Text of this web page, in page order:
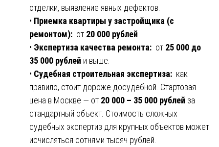
отделки, выявление явных дефектов.
• Приемка квартиры у застройщика (с
ремонтом): от 20 000 рублей
• Экспертиза качества ремонта: от 25 000 до
35 000 рублей и выше.
• Судебная строительная экспертиза: как
правило, стоит дороже досудебной. Стартовая
цена в Москве — от 20 000 – 35 000 рублей за
стандартный объект. Стоимость сложных
судебных экспертиз для крупных объектов может
исчисляться сотнями тысяч рублей.